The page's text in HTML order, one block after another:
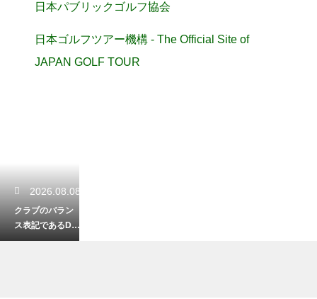
日本パブリックゴルフ協会
日本ゴルフツアー機構 - The Official Site of
JAPAN GOLF TOUR
2026.08.08
クラブのバラン
ス表記であるD0
とD1の違いと振